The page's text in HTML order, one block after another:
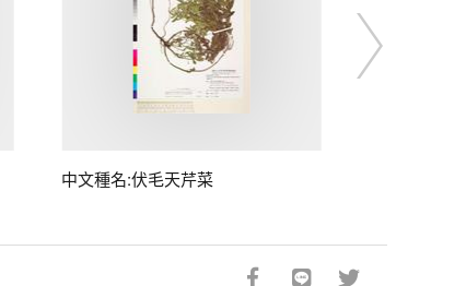
中文種名:伏毛天芹菜